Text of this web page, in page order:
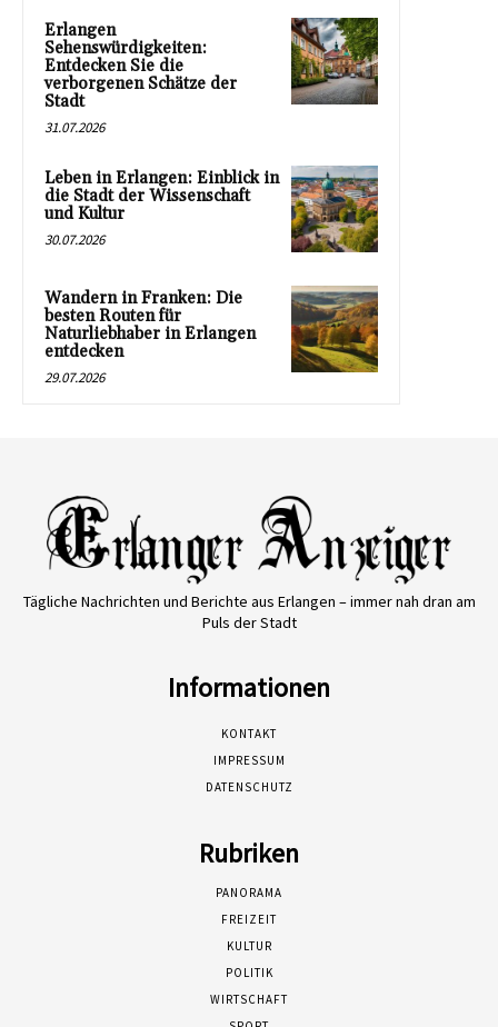
Erlangen
Sehenswürdigkeiten:
Entdecken Sie die
verborgenen Schätze der
Stadt
31.07.2026
Leben in Erlangen: Einblick in
die Stadt der Wissenschaft
und Kultur
30.07.2026
Wandern in Franken: Die
besten Routen für
Naturliebhaber in Erlangen
entdecken
29.07.2026
Tägliche Nachrichten und Berichte aus Erlangen – immer nah dran am
Puls der Stadt
Informationen
KONTAKT
IMPRESSUM
DATENSCHUTZ
Rubriken
PANORAMA
FREIZEIT
KULTUR
POLITIK
WIRTSCHAFT